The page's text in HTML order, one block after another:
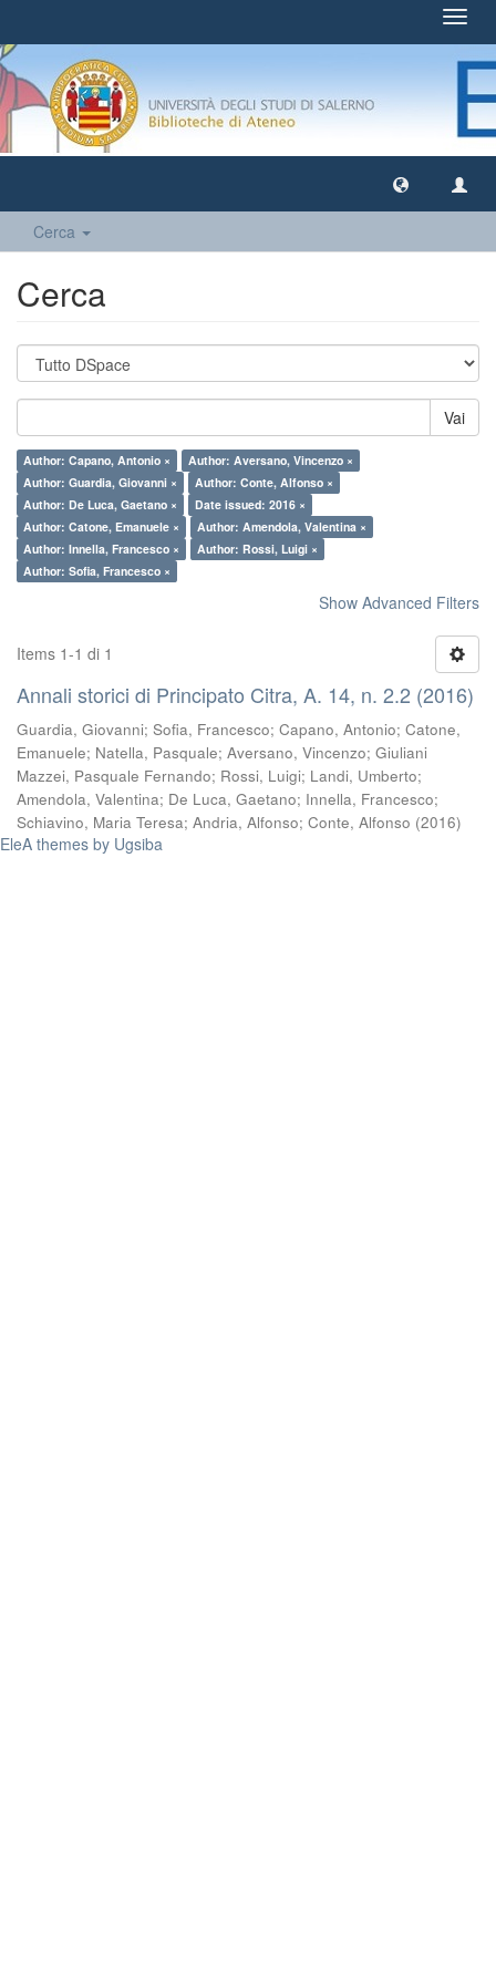
Cerca
Cerca
Vai
Author: Capano, Antonio ×
Author: Aversano, Vincenzo ×
Author: Guardia, Giovanni ×
Author: Conte, Alfonso ×
Author: De Luca, Gaetano ×
Date issued: 2016 ×
Author: Catone, Emanuele ×
Author: Amendola, Valentina ×
Author: Innella, Francesco ×
Author: Rossi, Luigi ×
Author: Sofia, Francesco ×
Show Advanced Filters
Items 1-1 di 1
Annali storici di Principato Citra, A. 14, n. 2.2 (2016)
Guardia, Giovanni; Sofia, Francesco; Capano, Antonio; Catone,
Emanuele; Natella, Pasquale; Aversano, Vincenzo; Giuliani
Mazzei, Pasquale Fernando; Rossi, Luigi; Landi, Umberto;
Amendola, Valentina; De Luca, Gaetano; Innella, Francesco;
Schiavino, Maria Teresa; Andria, Alfonso; Conte, Alfonso (2016)
EleA themes by Ugsiba